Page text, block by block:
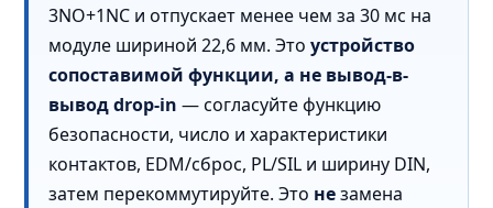
3NO+1NC и отпускает менее чем за 30 мс на
модуле шириной 22,6 мм. Это устройство
сопоставимой функции, а не вывод-в-
вывод drop-in — согласуйте функцию
безопасности, число и характеристики
контактов, EDM/сброс, PL/SIL и ширину DIN,
затем перекоммутируйте. Это незамена